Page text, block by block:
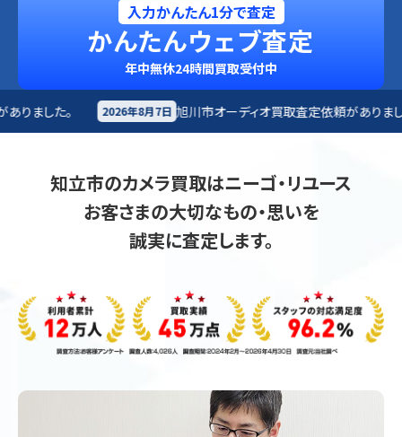
入力かんたん1分で査定
かんたんウェブ査定
年中無休24時間買取受付中
月7日 旭川市 オーディオ買取査定依頼がありました。 2026年8月7日
知立市のカメラ買取はニーゴ・リユース
お客さまの大切なもの・思いを
誠実に査定します。